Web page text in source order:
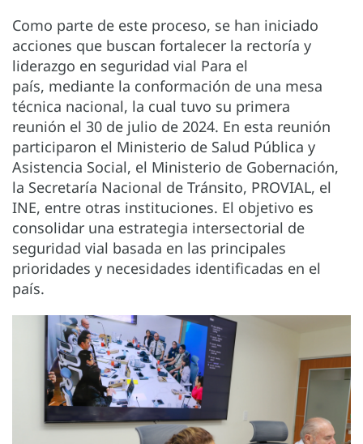
Como parte de este proceso, se han iniciado
acciones que buscan fortalecer la rectoría y
liderazgo en seguridad vial Para el
país, mediante la conformación de una mesa
técnica nacional, la cual tuvo su primera
reunión el 30 de julio de 2024. En esta reunión
participaron el Ministerio de Salud Pública y
Asistencia Social, el Ministerio de Gobernación,
la Secretaría Nacional de Tránsito, PROVIAL, el
INE, entre otras instituciones. El objetivo es
consolidar una estrategia intersectorial de
seguridad vial basada en las principales
prioridades y necesidades identificadas en el
país.